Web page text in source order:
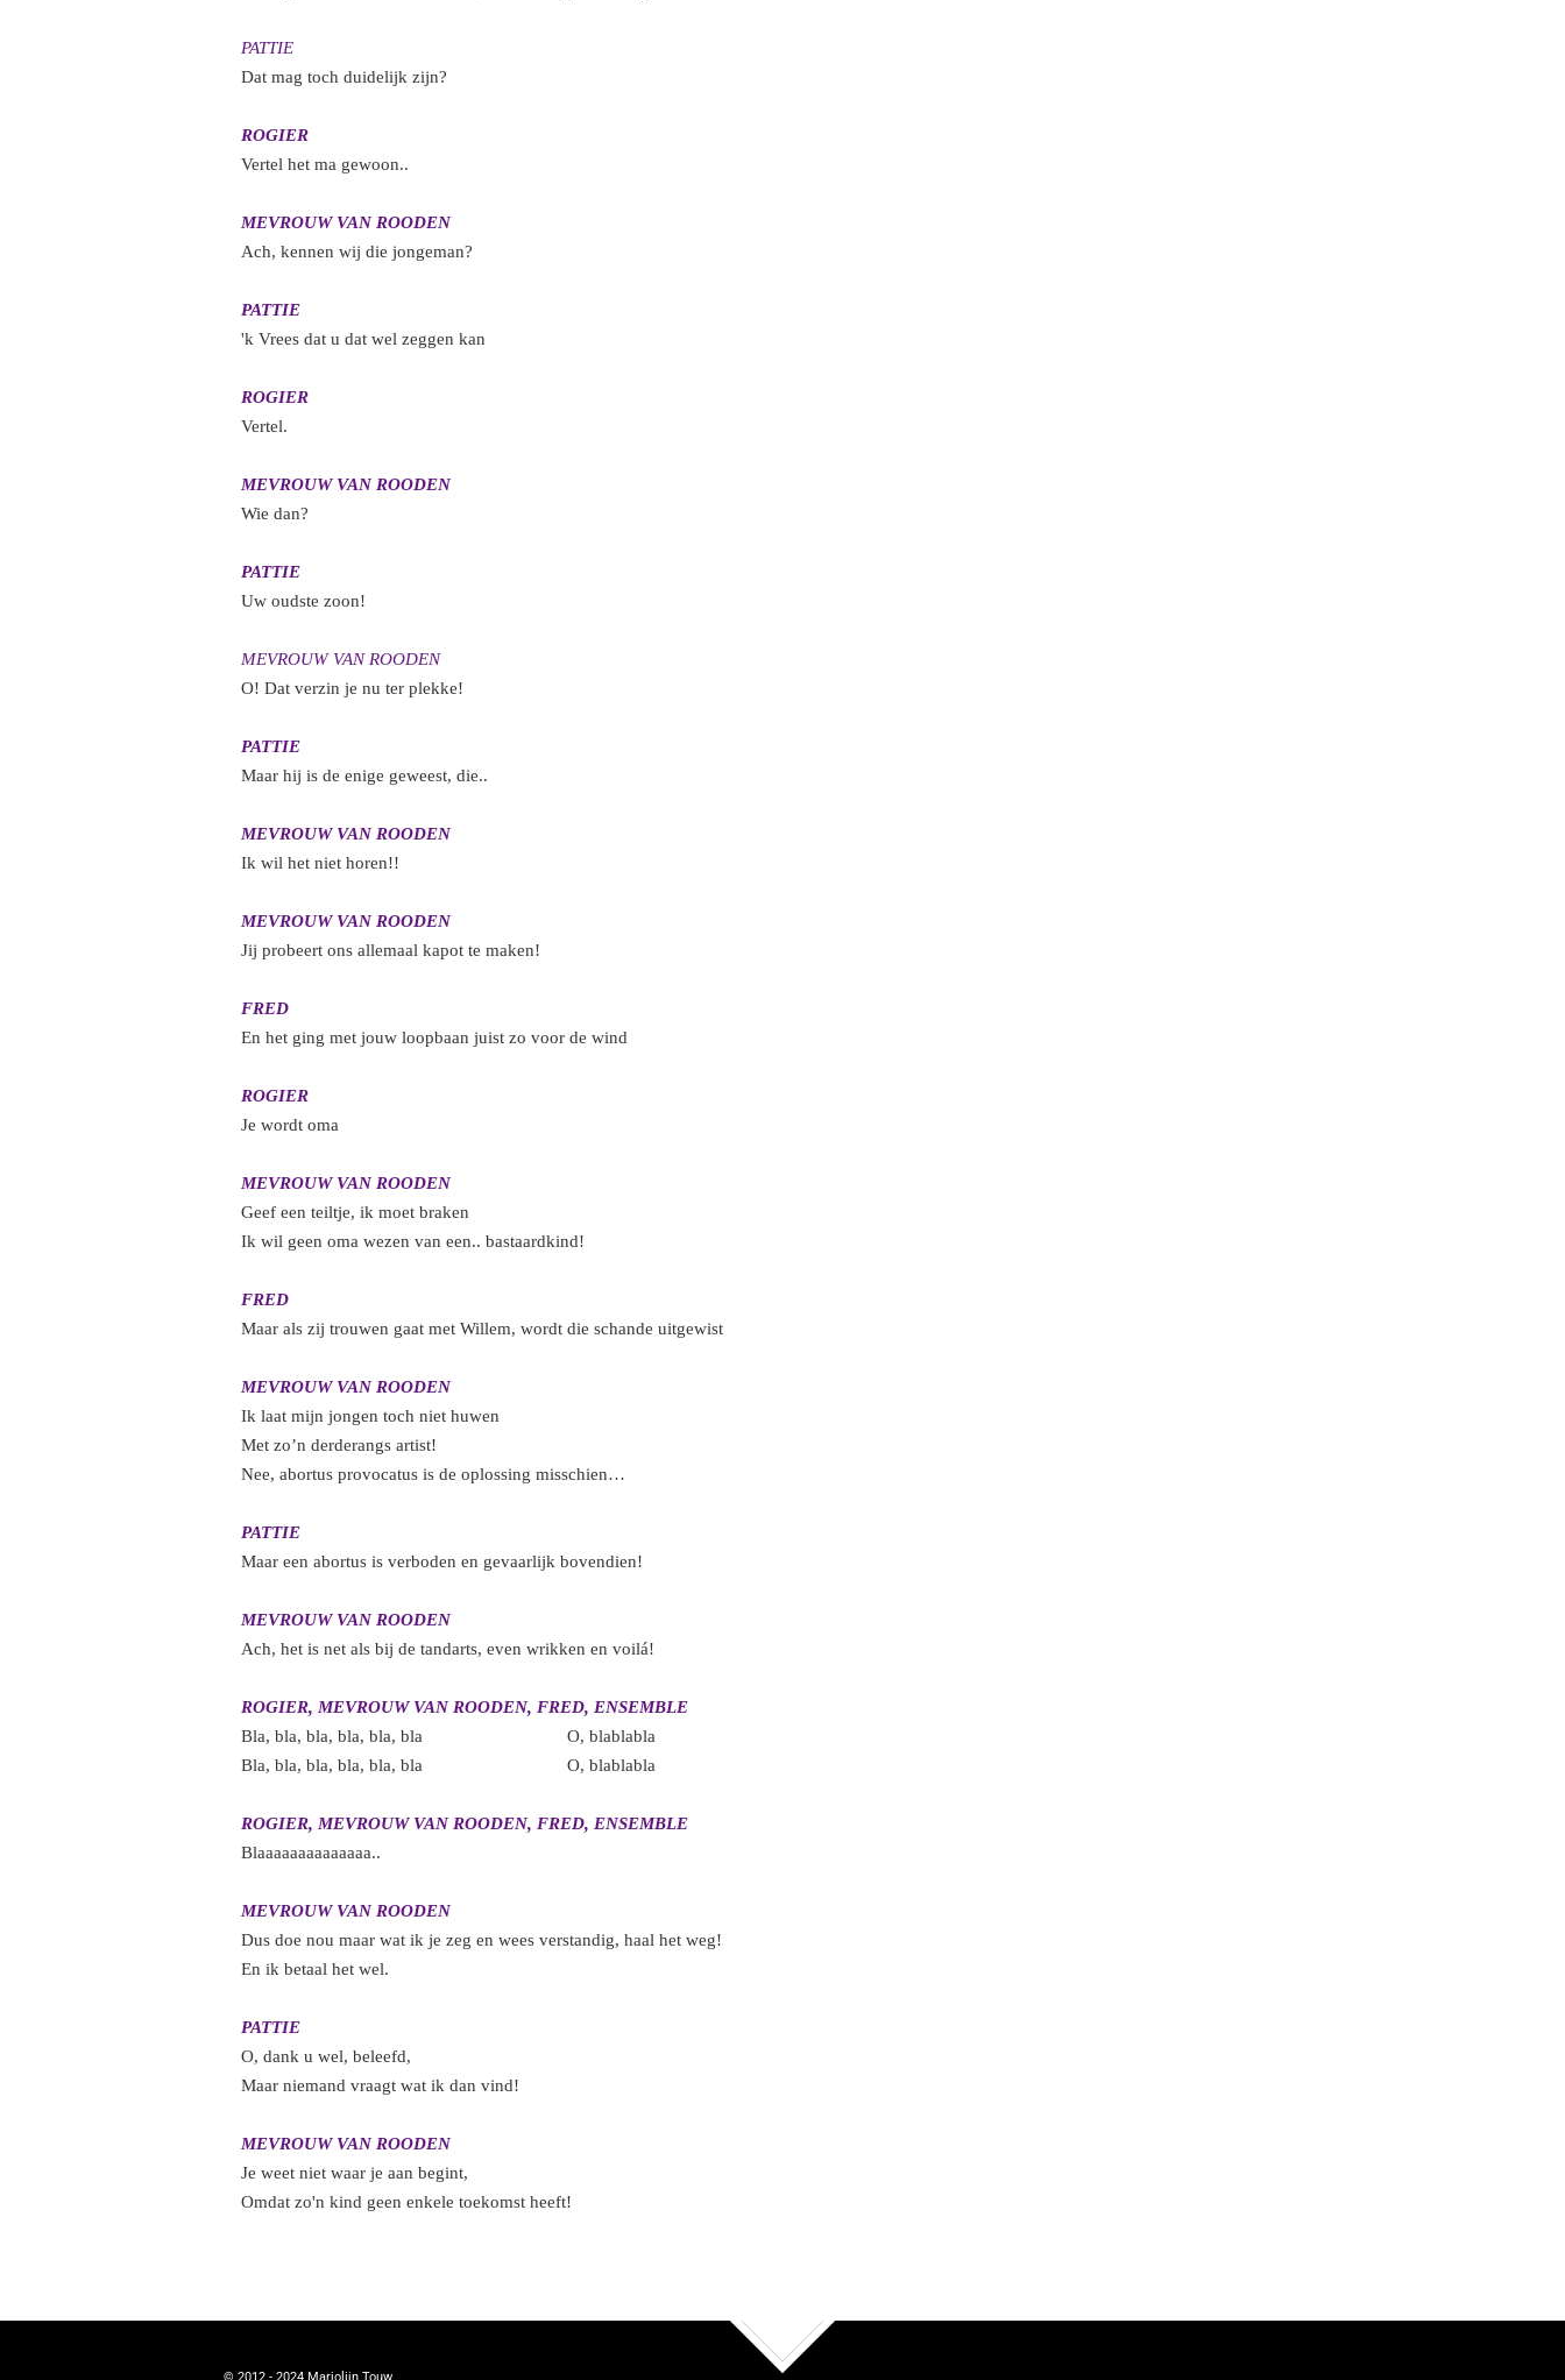
PATTIE
Dat mag toch duidelijk zijn?
ROGIER
Vertel het ma gewoon..
MEVROUW VAN ROODEN
Ach, kennen wij die jongeman?
PATTIE
'k Vrees dat u dat wel zeggen kan
ROGIER
Vertel.
MEVROUW VAN ROODEN
Wie dan?
PATTIE
Uw oudste zoon!
MEVROUW VAN ROODEN
O! Dat verzin je nu ter plekke!
PATTIE
Maar hij is de enige geweest, die..
MEVROUW VAN ROODEN
Ik wil het niet horen!!
MEVROUW VAN ROODEN
Jij probeert ons allemaal kapot te maken!
FRED
En het ging met jouw loopbaan juist zo voor de wind
ROGIER
Je wordt oma
MEVROUW VAN ROODEN
Geef een teiltje, ik moet braken
Ik wil geen oma wezen van een.. bastaardkind!
FRED
Maar als zij trouwen gaat met Willem, wordt die schande uitgewist
MEVROUW VAN ROODEN
Ik laat mijn jongen toch niet huwen
Met zo’n derderangs artist!
Nee, abortus provocatus is de oplossing misschien…
PATTIE
Maar een abortus is verboden en gevaarlijk bovendien!
MEVROUW VAN ROODEN
Ach, het is net als bij de tandarts, even wrikken en voilá!
ROGIER, MEVROUW VAN ROODEN, FRED, ENSEMBLE
Bla, bla, bla, bla, bla, bla O, blablabla
Bla, bla, bla, bla, bla, bla O, blablabla
ROGIER, MEVROUW VAN ROODEN, FRED, ENSEMBLE
Blaaaaaaaaaaaaaa..
MEVROUW VAN ROODEN
Dus doe nou maar wat ik je zeg en wees verstandig, haal het weg!
En ik betaal het wel.
PATTIE
O, dank u wel, beleefd,
Maar niemand vraagt wat ik dan vind!
MEVROUW VAN ROODEN
Je weet niet waar je aan begint,
Omdat zo'n kind geen enkele toekomst heeft!